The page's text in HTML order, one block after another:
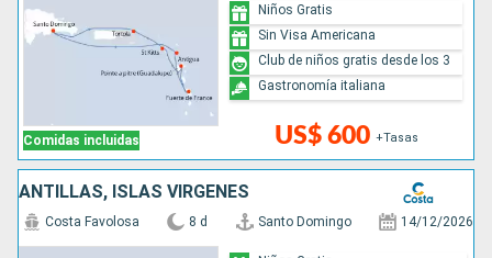
Comidas incluidas US$ 600 +Tasas
Niños Gratis
Sin Visa Americana
Club de niños gratis desde los 3
Gastronomía italiana
ANTILLAS, ISLAS VÍRGENES
Costa Favolosa 8 d Santo Domingo 14/12/2026